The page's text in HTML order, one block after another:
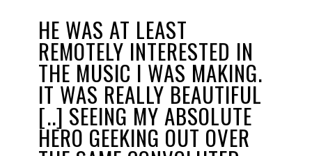
HE WAS AT LEAST
REMOTELY INTERESTED IN
THE MUSIC I WAS MAKING.
IT WAS REALLY BEAUTIFUL
[..] SEEING MY ABSOLUTE
HERO GEEKING OUT OVER